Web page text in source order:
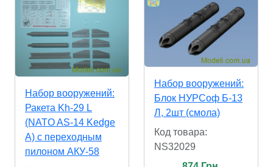
Набор вооружений:
Ракета Kh-29 L
(NATO AS-14 Kedge
A) с переходным
пилоном АКУ-58
Набор вооружений:
Блок НУРСоф Б-13
Л, 2шт (смола)
Код товара:
NS32029